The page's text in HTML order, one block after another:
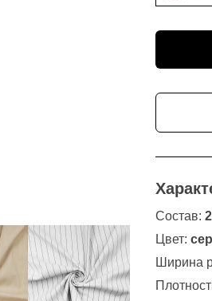
Состав:
Цвет:
Ширина